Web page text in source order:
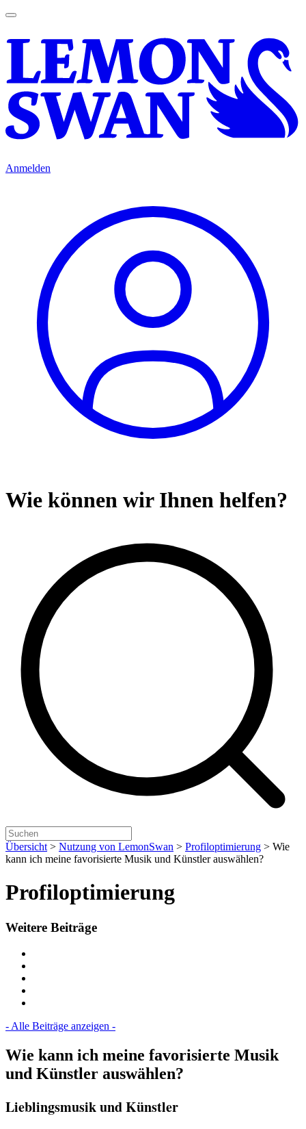
Anmelden
Wie können wir Ihnen helfen?
Übersicht > Nutzung von LemonSwan > Profiloptimierung > Wie
kann ich meine favorisierte Musik und Künstler auswählen?
Profiloptimierung
Weitere Beiträge
- Alle Beiträge anzeigen -
Wie kann ich meine favorisierte Musik
und Künstler auswählen?
Lieblingsmusik und Künstler